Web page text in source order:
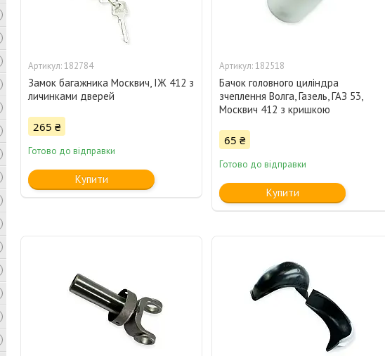
182784
Замок багажника Москвич, ІЖ 412 з
личинками дверей
265 ₴
Готово до відправки
Купити
182518
Бачок головного циліндра
зчеплення Волга, Газель, ГАЗ 53,
Москвич 412 з кришкою
65 ₴
Готово до відправки
Купити